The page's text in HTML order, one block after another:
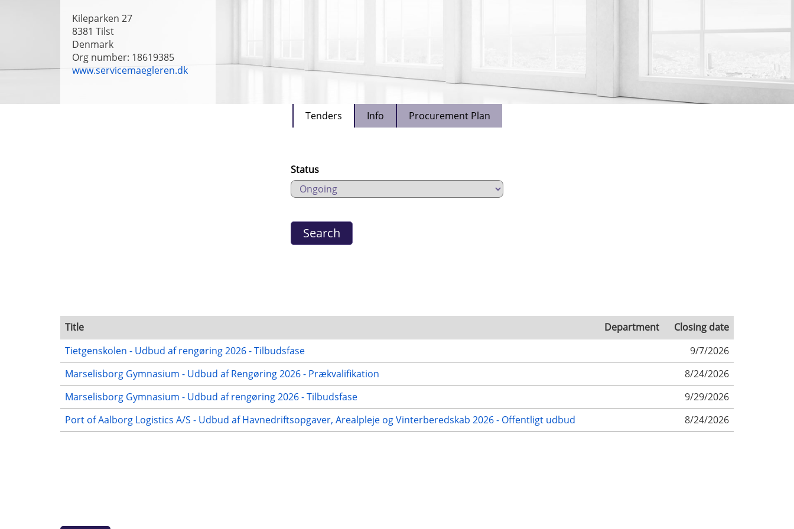
Kileparken 27
8381 Tilst
Denmark
Org number: 18619385
www.servicemaegleren.dk
Tenders Info Procurement Plan
Status
Title Department
Closing date
Tietgenskolen - Udbud af rengøring 2026 - Tilbudsfase
9/7/2026
Marselisborg Gymnasium - Udbud af Rengøring 2026 - Prækvalifikation
8/24/2026
Marselisborg Gymnasium - Udbud af rengøring 2026 - Tilbudsfase
9/29/2026
Port of Aalborg Logistics A/S - Udbud af Havnedriftsopgaver, Arealpleje og Vinterberedskab 2026 - Offentligt udbud
8/24/2026